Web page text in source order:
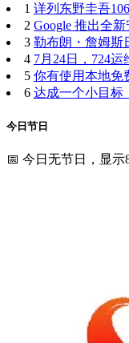
1 详列东野圭吾
2 Google 推出全
3 勒布朗・詹姆斯
4 7月24日，724运
5 你有使用本地免
6 达成一个小目标
今日节日
📅 今日无节日，显示